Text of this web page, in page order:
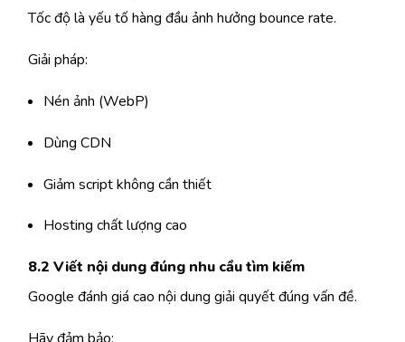
Tốc độ là yếu tố hàng đầu ảnh hưởng bounce rate.
Giải pháp:
Nén ảnh (WebP)
Dùng CDN
Giảm script không cần thiết
Hosting chất lượng cao
8.2 Viết nội dung đúng nhu cầu tìm kiếm
Google đánh giá cao nội dung giải quyết đúng vấn đề.